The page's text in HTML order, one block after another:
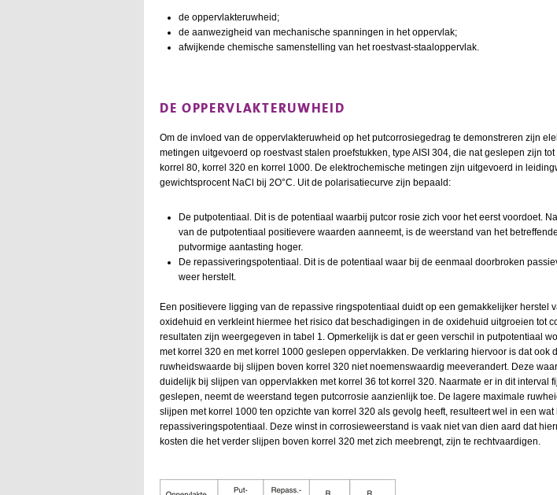
de oppervlakteruwheid;
de aanwezigheid van mechanische spanningen in het oppervlak;
afwijkende chemische samenstelling van het roestvast-staaloppervlak.
DE OPPERVLAKTERUWHEID
Om de invloed van de oppervlakteruwheid op het putcorrosiegedrag te demonstreren zijn
metingen uitgevoerd op roestvast stalen proefstukken, type AISI 304, die nat geslepen zijn
korrel 80, korrel 320 en korrel 1000. De elektrochemische metingen zijn uitgevoerd in
gewichtsprocent NaCl bij 2O°C. Uit de polarisatiecurve zijn bepaald:
De putpotentiaal. Dit is de potentiaal waarbij putcor rosie zich voor het eerst voordoet.
van de putpotentiaal positievere waarden aanneemt, is de weerstand van het
putvormige aantasting hoger.
De repassiveringspotentiaal. Dit is de potentiaal waar bij de eenmaal doorbroken
weer herstelt.
Een positievere ligging van de repassive ringspotentiaal duidt op een gemakkelijker herstel
oxidehuid en verkleint hiermee het risico dat beschadigingen in de oxidehuid uitgroeien tot
resultaten zijn weergegeven in tabel 1. Opmerkelijk is dat er geen verschil in putpotentiaal
met korrel 320 en met korrel 1000 geslepen oppervlakken. De verklaring hiervoor is dat ook
ruwheidswaarde bij slijpen boven korrel 320 niet noemenswaardig meeverandert. Deze
duidelijk bij slijpen van oppervlakken met korrel 36 tot korrel 320. Naarmate er in dit interval
geslepen, neemt de weerstand tegen putcorrosie aanzienlijk toe. De lagere maximale
slijpen met korrel 1000 ten opzichte van korrel 320 als gevolg heeft, resulteert wel in een wat
repassiveringspotentiaal. Deze winst in corrosieweerstand is vaak niet van dien aard dat
kosten die het verder slijpen boven korrel 320 met zich meebrengt, zijn te rechtvaardigen.